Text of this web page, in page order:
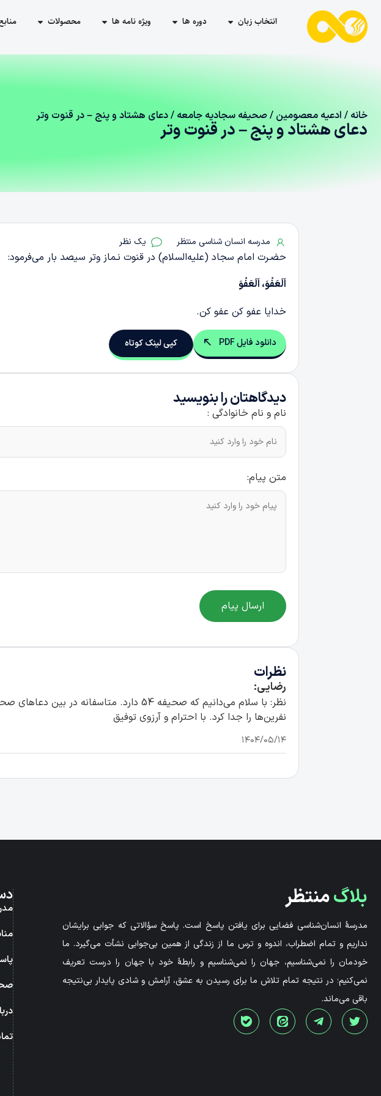
انتخاب زبان دوره ها ویژه نامه ها محصولات
خانه / ادعیه معصومین /صحیفه سجادیه جامعه / دعای هشتاد و پنج – در قنوت وتر
دعای هشتاد و پنج – در قنوت وتر
مدرسه انسان شناسی منتظر یک نظر
حضـرت امام سجاد (علیه‌السلام) در قنوت نـماز وتر سیصد بار می‌فرمود:
اَلَعَفْوَ، اَلَعَفْوَ
خدایا عفو کن عفو کن.
دانلود فایل PDF کپی لینک کوتاه
دیدگاهتان را بنویسید
نام و نام خانوادگی :
متن پیام:
ارسال پیام
نظرات
رضایی:
نظر: با سلام می‌دانیم که صحیفه 54 دارد.
نفرین‌ها را جدا کرد. با احترام و آرزوی توفیق
۱۴۰۴/۰۵/۱۴
بلاگمنتظر
مدرسۀ انسان‌شناسی فضایی برای یافتن پاسخ است. پاسخ سؤالاتی که جوابی برایشان
نداریم و تمام اضطراب، اندوه و ترس ما از زندگی از همین بی‌جوابی نشأت می‌گیرد. ما
خودمان را نمی‌شناسیم، جهان را نمی‌شناسیم و رابطۀ خود با جهان را درست تعریف
نمی‌کنیم؛ در نتیجه تمام تلاش ما برای رسیدن به عشق، آرامش و شادی پایدار بی‌نتیجه
باقی می‌ماند.